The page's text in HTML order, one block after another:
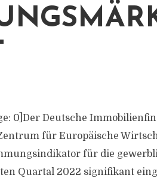
0]Der Deutsche
für Europäische
für die
Quartal 2022 signifikant